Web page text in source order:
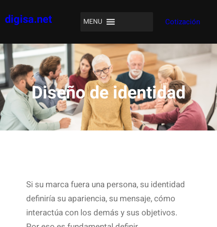
aldigisa.net MENU Cotización
Diseño de identidad
Si su marca fuera una persona, su identidad
definiría su apariencia, su mensaje, cómo
interactúa con los demás y sus objetivos.